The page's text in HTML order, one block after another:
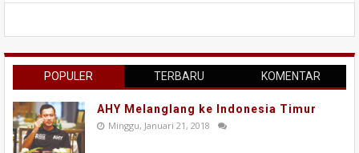
POPULER TERBARU KOMENTAR
AHY Melanglang ke Indonesia Timur
Minggu, Januari 21, 2018